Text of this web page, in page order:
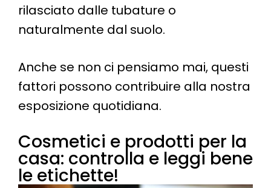
rilasciato dalle tubature o
naturalmente dal suolo.
Anche se non ci pensiamo mai, questi
fattori possono contribuire alla nostra
esposizione quotidiana.
Cosmetici e prodotti per la
casa: controlla e leggi bene
le etichette!